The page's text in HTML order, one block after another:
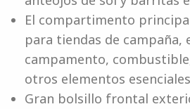
El compartimento
para tiendas de campaña,
campamento,
otros elementos
Gran bolsillo frontal